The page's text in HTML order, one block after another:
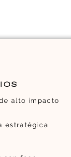
alto impacto
estratégica